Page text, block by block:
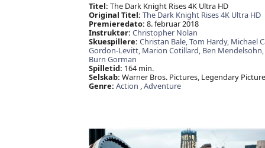
Titel: The Dark Knight Rises 4K Ultra HD
Original Titel: The Dark Knight Rises 4K Ultra HD
Premieredato: 8. februar 2018
Instruktør: Christopher Nolan
Skuespillere: Christan Bale,Tom Hardy, Michael
Gordon-Levitt, Marion Cotillard, Ben Mendelsohn,
Burn Gorman
Spilletid: 164 min.
Selskab: Warner Bros. Pictures, Legendary
Genre: Action ,Adventure